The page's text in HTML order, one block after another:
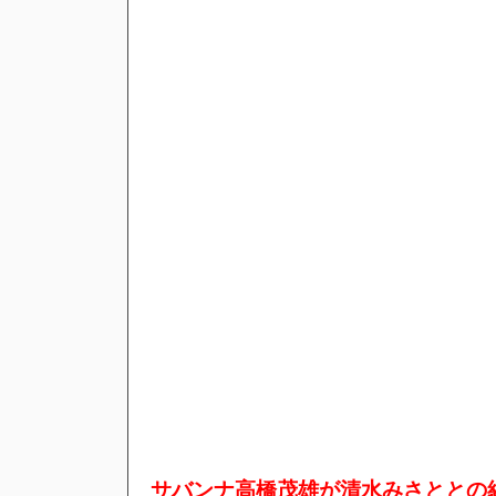
サバンナ高橋茂雄が清水みさととの